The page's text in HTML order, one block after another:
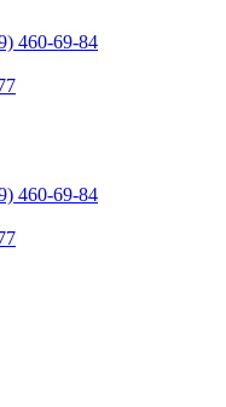
460-69-84
460-69-84